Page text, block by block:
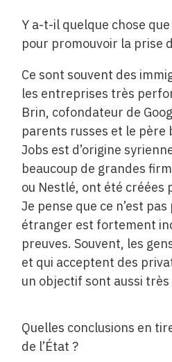
Y a-t-il quelque chose
pour promouvoir la prise
Ce sont souvent des
les entreprises très
Brin, cofondateur de
parents russes et le père
Jobs est d’origine
beaucoup de grandes
ou Nestlé, ont été créées
Je pense que ce n’est
étranger est fortement
preuves. Souvent, les
et qui acceptent des
un objectif sont aussi
Quelles conclusions en
de l’État ?